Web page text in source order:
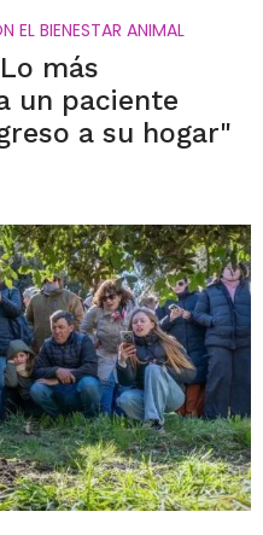
BIENESTAR ANIMAL
más
un paciente
a su hogar"